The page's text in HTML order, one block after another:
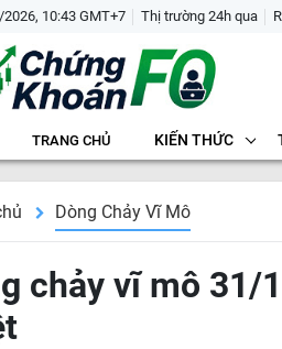
10:43 GMT+7 Thị trường 24h qua
TRANG CHỦ KIẾN THỨC
Dòng Chảy Vĩ Mô
chảy vĩ mô 31/